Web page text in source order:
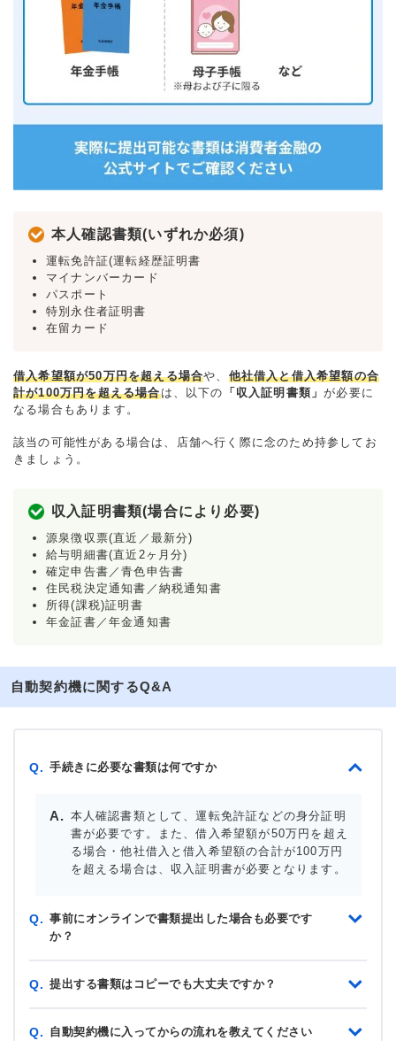
本人確認書類(いずれか必須)
運転免許証(運転経歴証明書
マイナンバーカード
パスポート
特別永住者証明書
在留カード
借入希望額が50万円を超える場合や、 他社借入と借入希望額の合
計が100万円を超える場合は、以下の 「収入証明書類」が必要に
なる場合もあります。
該当の可能性がある場合は、店舗へ行く際に念のため持参してお
きましょう。
収入証明書類(場合により必要)
源泉徴収票(直近／最新分)
給与明細書(直近2ヶ月分)
確定申告書／青色申告書
住民税決定通知書／納税通知書
所得(課税)証明書
年金証書／年金通知書
自動契約機に関するQ&A
Q. 手続きに必要な書類は何ですか
本人確認書類として、運転免許証などの身分証明
書が必要です。また、借入希望額が50万円を超え
る場合・他社借入と借入希望額の合計が100万円
を超える場合は、収入証明書が必要となります。
Q. 事前にオンラインで書類提出した場合も必要です
か？
Q. 提出する書類はコピーでも大丈夫ですか？
Q. 自動契約機に入ってからの流れを教えてください